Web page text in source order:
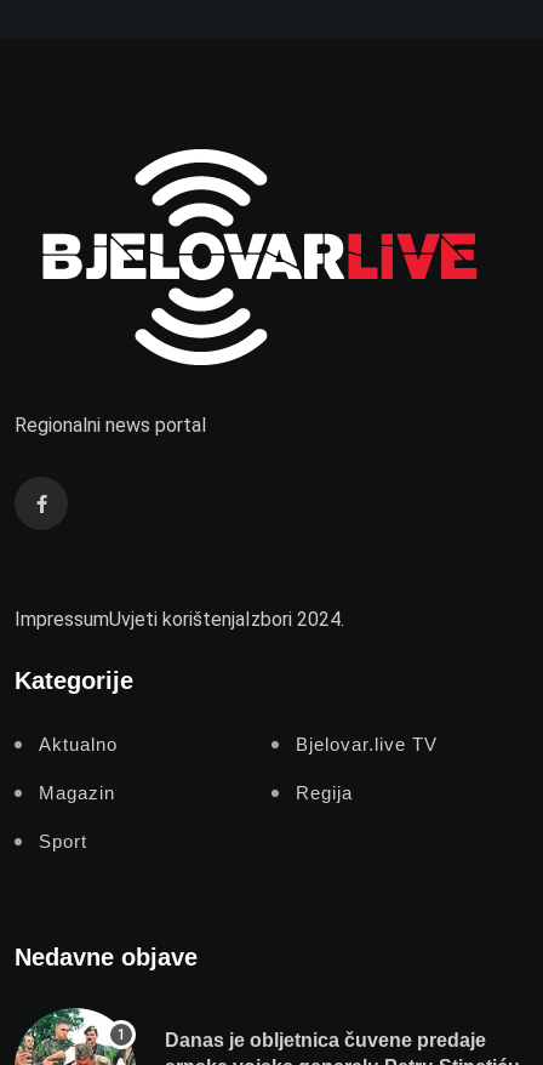
Regionalni news portal
ImpressumUvjeti korištenjaIzbori 2024.
Kategorije
Aktualno Bjelovar.live TV
Magazin Regija
Sport
Nedavne objave
Danas je obljetnica čuvene predaje